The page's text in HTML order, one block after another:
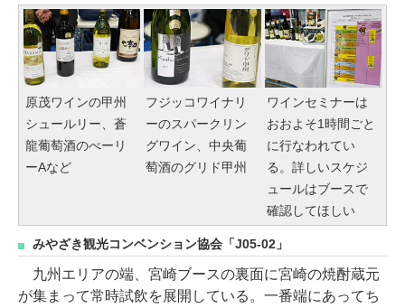
原茂ワインの甲州
シュールリー、蒼
龍葡萄酒のべーリ
ーAなど
フジッコワイナリ
ーのスパークリン
グワイン、中央葡
萄酒のグリド甲州
ワインセミナーは
おおよそ1時間ごと
に行なわれてい
る。詳しいスケジ
ュールはブースで
確認してほしい
みやざき観光コンベンション協会「J05-02」
九州エリアの端、宮崎ブースの裏面に宮崎の焼酎蔵元
が集まって常時試飲を展開している。一番端にあってち